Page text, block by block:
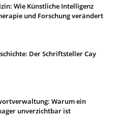
Wie Künstliche Intelligenz
und Forschung verändert
Der Schriftsteller Cay
Warum ein
unverzichtbar ist